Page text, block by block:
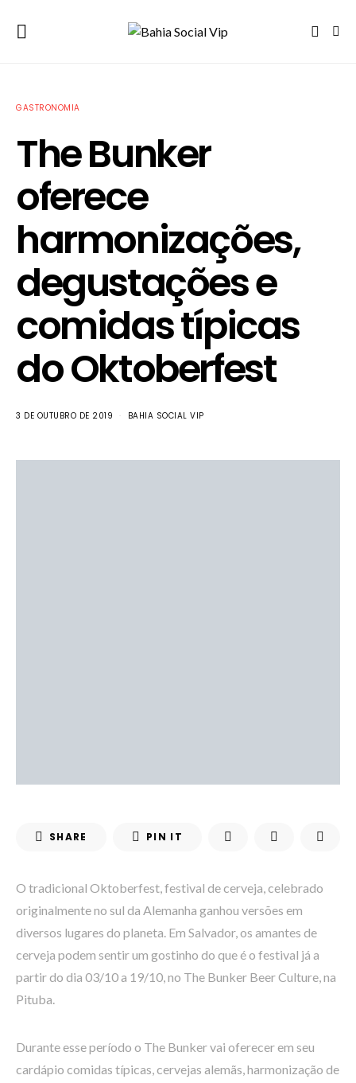
GASTRONOMIA
The Bunker
oferece
harmonizações,
degustações e
comidas típicas
do Oktoberfest
3 DE OUTUBRO DE 2019 BAHIA SOCIAL VIP
SHARE PIN IT
O tradicional Oktoberfest, festival de cerveja, celebrado
originalmente no sul da Alemanha ganhou versões em
diversos lugares do planeta. Em Salvador, os amantes de
cerveja podem sentir um gostinho do que é o festival já a
partir do dia 03/10 a 19/10, no The Bunker Beer Culture, na
Pituba.
Durante esse período o The Bunker vai oferecer em seu
cardápio comidas típicas, cervejas alemãs, harmonização de